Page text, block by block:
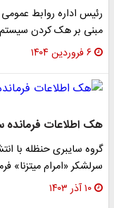
رئیس اداره روابط
مبنی بر هک کردن
۶ فروردین ۱۴۰۴
هک اطلاعات فرمانده
گروه سایبری حنظله با
سرلشکر «امرام میتزنا»
۱۰ آذر ۱۴۰۳